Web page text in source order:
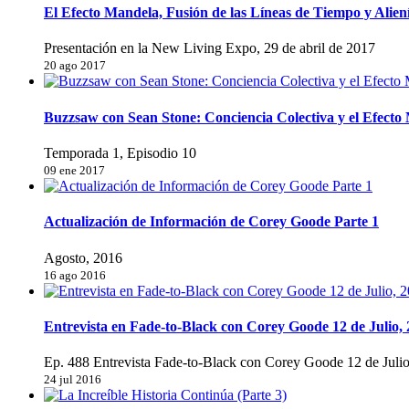
El Efecto Mandela, Fusión de las Líneas de Tiempo y
Presentación en la New Living Expo, 29 de abril de 2017
20 ago 2017
Buzzsaw con Sean Stone: Conciencia Colectiva y el
Temporada 1, Episodio 10
09 ene 2017
Actualización de Información de Corey Goode Parte 1
Agosto, 2016
16 ago 2016
Entrevista en Fade-to-Black con Corey Goode 12 de Julio,
Ep. 488 Entrevista Fade-to-Black con Corey Goode 12 de
24 jul 2016